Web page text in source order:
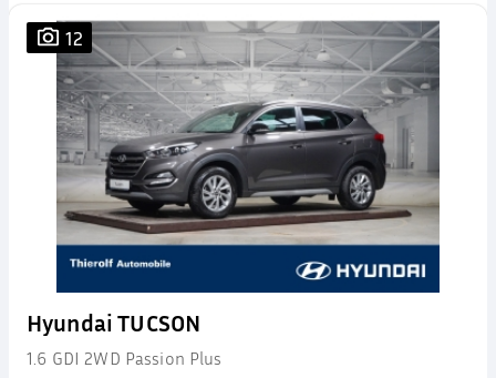
12
Hyundai TUCSON
1.6 GDI 2WD Passion Plus